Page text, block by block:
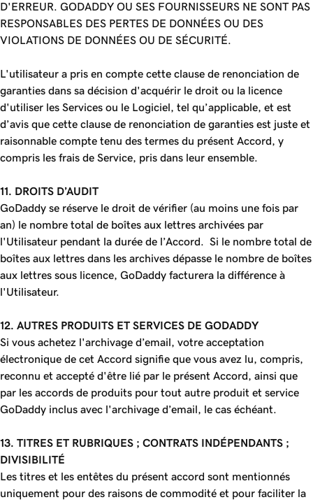
D'ERREUR. GODADDY OU SES FOURNISSEURS NE SONT PAS
RESPONSABLES DES PERTES DE DONNÉES OU DES
VIOLATIONS DE DONNÉES OU DE SÉCURITÉ.
L'utilisateur a pris en compte cette clause de renonciation de
garanties dans sa décision d'acquérir le droit ou la licence
d'utiliser les Services ou le Logiciel, tel qu’applicable, et est
d’avis que cette clause de renonciation de garanties est juste et
raisonnable compte tenu des termes du présent Accord, y
compris les frais de Service, pris dans leur ensemble.
11. DROITS D’AUDIT
GoDaddy se réserve le droit de vérifier (au moins une fois par
an) le nombre total de boîtes aux lettres archivées par
l'Utilisateur pendant la durée de l’Accord. Si le nombre total de
boîtes aux lettres dans les archives dépasse le nombre de boîtes
aux lettres sous licence, GoDaddy facturera la différence à
l'Utilisateur.
12. AUTRES PRODUITS ET SERVICES DE GODADDY
Si vous achetez l'archivage d’email, votre acceptation
électronique de cet Accord signifie que vous avez lu, compris,
reconnu et accepté d'être lié par le présent Accord, ainsi que
par les accords de produits pour tout autre produit et service
GoDaddy inclus avec l'archivage d’email, le cas échéant.
13. TITRES ET RUBRIQUES ; CONTRATS INDÉPENDANTS ;
DIVISIBILITÉ
Les titres et les entêtes du présent accord sont mentionnés
uniquement pour des raisons de commodité et pour faciliter la